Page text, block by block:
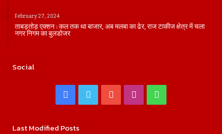
February 27, 2024
ताबड़तोड़ एक्शन : कल तक था बाजार, अब मलबा का ढेर, राज टाकीज क्षेत्र में चला
नगर निगम का बुलडोजर
Social
Facebook
Twitter YouTubeInstagram
Last Modified Posts